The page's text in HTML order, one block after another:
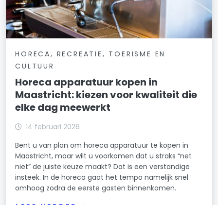
HORECA, RECREATIE, TOERISME EN
CULTUUR
Horeca apparatuur kopen in
Maastricht: kiezen voor kwaliteit die
elke dag meewerkt
14 februari 2026
Bent u van plan om horeca apparatuur te kopen in
Maastricht, maar wilt u voorkomen dat u straks “net
niet” de juiste keuze maakt? Dat is een verstandige
insteek. In de horeca gaat het tempo namelijk snel
omhoog zodra de eerste gasten binnenkomen.